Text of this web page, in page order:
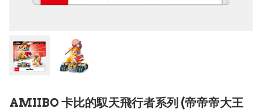
AMIIBO 卡比的馭天飛行者系列 (帝帝帝大王